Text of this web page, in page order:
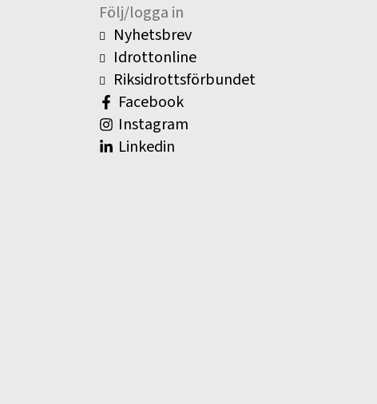
Följ/logga in
Nyhetsbrev
Idrottonline
Riksidrottsförbundet
Facebook
Instagram
Linkedin